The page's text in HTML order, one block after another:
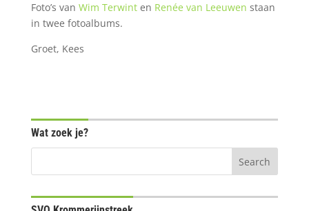
Foto’s van Wim Terwinten Renée van Leeuwen staan
in twee fotoalbums.
Groet, Kees
Wat zoek je?